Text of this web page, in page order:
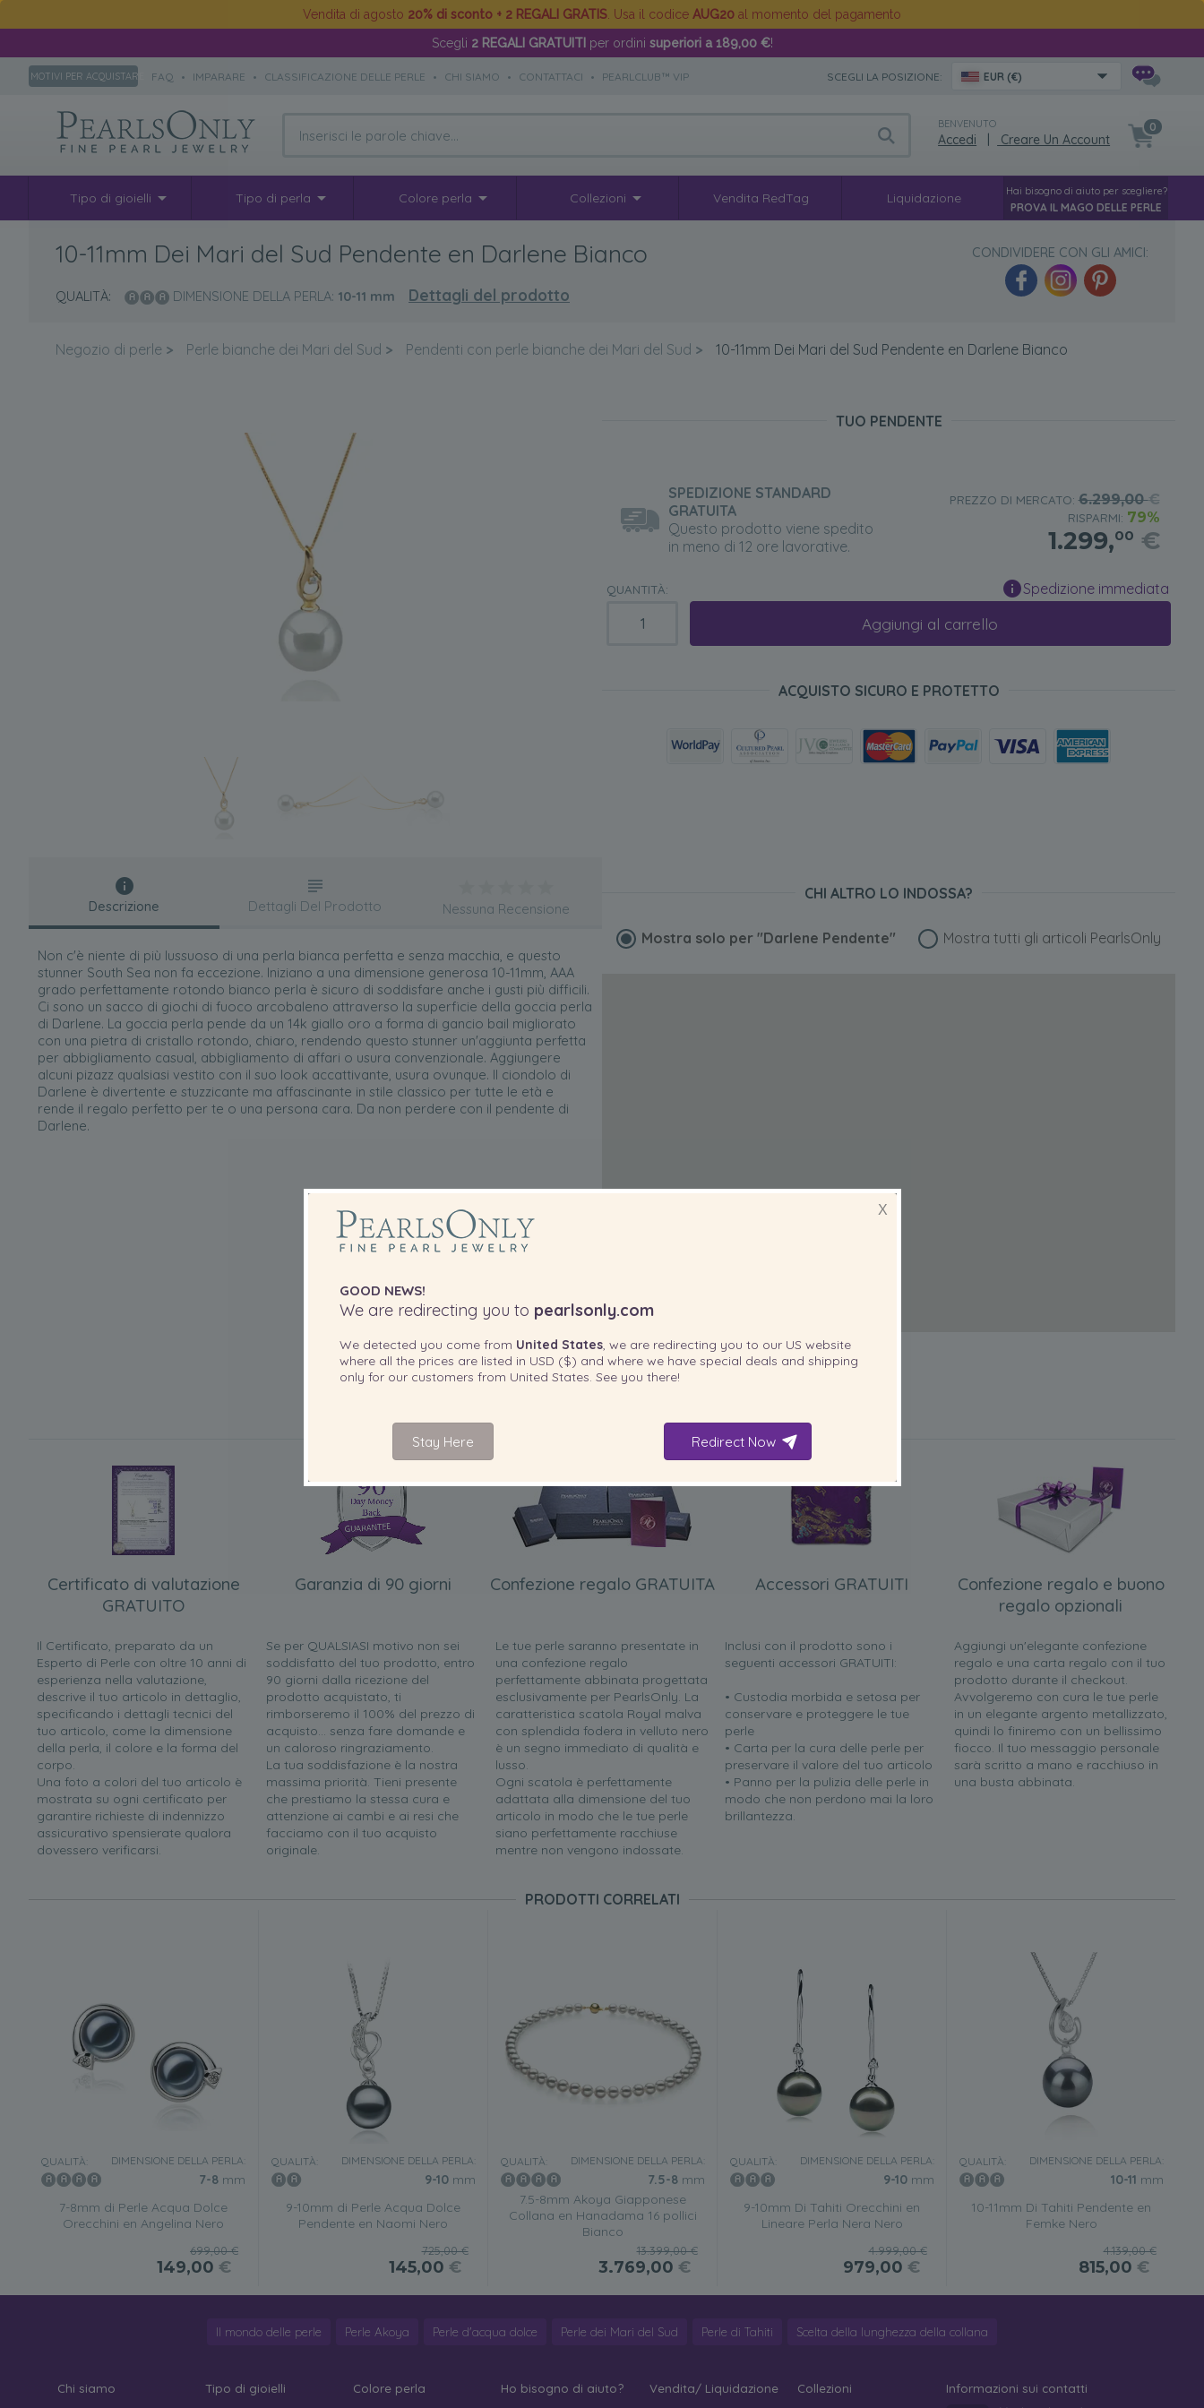
Vendita di agosto 20% di sconto + 2 REGALI GRATIS . Usa il codice AUG20 al momento del pagamento
Scegli 2 REGALI GRATUITI per ordini superiori a 189,00 €!
MOTIVI PER ACQUISTARE FAQ • IMPARARE • CLASSIFICAZIONE DELLE PERLE • CHI SIAMO • CONTATTACI • PEARLCLUB™ VIP SCEGLI LA POSIZIONE: EUR (€)
BENVENUTO
Accedi Creare Un Account
0
Tipo di gioielli Tipo di perla Colore perla Collezioni Vendita RedTag Liquidazione Hai bisogno di aiuto per scegliere?
PROVA IL MAGO DELLE PERLE
10-11mm Dei Mari del Sud Pendente en Darlene Bianco
QUALITÀ: DIMENSIONE DELLA PERLA: 10-11 mm Dettagli del prodotto
CONDIVIDERE CON GLI AMICI:
Negozio di perle > Perle bianche dei Mari del Sud > Pendenti con perle bianche dei Mari del Sud > 10-11mm Dei Mari del Sud Pendente en Darlene Bianco
TUO PENDENTE
SPEDIZIONE STANDARD
GRATUITA
Questo prodotto viene spedito
in meno di 12 ore lavorative.
PREZZO DI MERCATO:6.299,00€
RISPARMI: 79%
1.299,00 €
QUANTITÀ: Spedizione immediata
Aggiungi al carrello
ACQUISTO SICURO E PROTETTO
Descrizione
Non c'è niente di più lussuoso di una perla bianca perfetta e senza macchia, e questo
stunner South Sea non fa eccezione. Iniziano a una dimensione generosa 10-11mm, AAA
grado perfettamente rotondo bianco perla è sicuro di soddisfare anche i gusti più difficili.
Ci sono un sacco di giochi di fuoco arcobaleno attraverso la superficie della goccia perla
di Darlene. La goccia perla pende da un 14k giallo oro a forma di gancio bail migliorato
con una pietra di cristallo rotondo, chiaro, rendendo questo stunner un'aggiunta perfetta
per abbigliamento casual, abbigliamento di affari o usura convenzionale. Aggiungere
alcuni pizazz qualsiasi vestito con il suo look accattivante, usura ovunque. Il ciondolo di
Darlene è divertente e stuzzicante ma affascinante in stile classico per tutte le età e
rende il regalo perfetto per te o una persona cara. Da non perdere con il pendente di
Darlene.
Dettagli Del Prodotto Nessuna Recensione
CHI ALTRO LO INDOSSA?
Mostra solo per "Darlene Pendente" Mostra tutti gli articoli PearlsOnly
INCLUSO CON IL PRODOTTO
Certificato di valutazione
GRATUITO
Il Certificato, preparato da un
Esperto di Perle con oltre 10 anni di
esperienza nella valutazione,
descrive il tuo articolo in dettaglio,
specificando i dettagli tecnici del
tuo articolo, come la dimensione
della perla, il colore e la forma del
corpo.
Una foto a colori del tuo articolo è
mostrata su ogni certificato per
garantire richieste di indennizzo
assicurativo spensierate qualora
dovessero verificarsi.
Garanzia di 90 giorni
Se per QUALSIASI motivo non sei
soddisfatto del tuo prodotto, entro
90 giorni dalla ricezione del
prodotto acquistato, ti
rimborseremo il 100% del prezzo di
acquisto... senza fare domande e
un caloroso ringraziamento.
La tua soddisfazione è la nostra
massima priorità. Tieni presente
che prestiamo la stessa cura e
attenzione ai cambi e ai resi che
facciamo con il tuo acquisto
originale.
Confezione regalo GRATUITA
Le tue perle saranno presentate in
una confezione regalo
perfettamente abbinata progettata
esclusivamente per PearlsOnly. La
caratteristica scatola Royal malva
con splendida fodera in velluto nero
è un segno immediato di qualità e
lusso.
Ogni scatola è perfettamente
adattata alla dimensione del tuo
articolo in modo che le tue perle
siano perfettamente racchiuse
mentre non vengono indossate.
Accessori GRATUITI
Inclusi con il prodotto sono i
seguenti accessori GRATUITI:
• Custodia morbida e setosa per
conservare e proteggere le tue
perle
• Carta per la cura delle perle per
preservare il valore del tuo articolo
• Panno per la pulizia delle perle in
modo che non perdono mai la loro
brillantezza.
Confezione regalo e buono
regalo opzionali
Aggiungi un'elegante confezione
regalo e una carta regalo con il tuo
prodotto durante il checkout.
Avvolgeremo con cura le tue perle
in un elegante argento metallizzato,
quindi lo finiremo con un bellissimo
fiocco. Il tuo messaggio personale
sarà scritto a mano e racchiuso in
una busta abbinata.
PRODOTTI CORRELATI
QUALITÀ: DIMENSIONE DELLA PERLA:
7-8 mm
7-8mm di Perle Acqua Dolce
Orecchini en Angelina Nero
699,00 €
149,00 €
QUALITÀ: DIMENSIONE DELLA PERLA:
9-10mm
9-10mm di Perle Acqua Dolce
Pendente en Naomi Nero
725,00 €
145,00 €
QUALITÀ: DIMENSIONE DELLA PERLA:
7.5-8mm
7.5-8mm Akoya Giapponese
Collana en Hanadama 16 pollici
Bianco
13.399,00 €
3.769,00 €
QUALITÀ: DIMENSIONE DELLA PERLA:
9-10mm
9-10mm Di Tahiti Orecchini en
Lineare Perla Nera Nero
4.999,00 €
979,00 €
QUALITÀ: DIMENSIONE DELLA PERLA:
10-11 mm
10-11mm Di Tahiti Pendente en
Femke Nero
4.139,00 €
815,00 €
Il mondo delle perle Perle Akoya Perle d'acqua dolce Perle dei Mari del Sud Perle di Tahiti Scelta della lunghezza della collana
Chi siamo Tipo di gioielli Colore perla Ho bisogno di aiuto? Vendita/ Liquidazione Collezioni
Informazioni sui contatti
X
GOOD NEWS!
We are redirecting you to pearlsonly.com
We detected you come from United States, we are redirecting you to our US website
where all the prices are listed in USD ($) and where we have special deals and shipping
only for our customers from United States. See you there!
Stay Here Redirect Now